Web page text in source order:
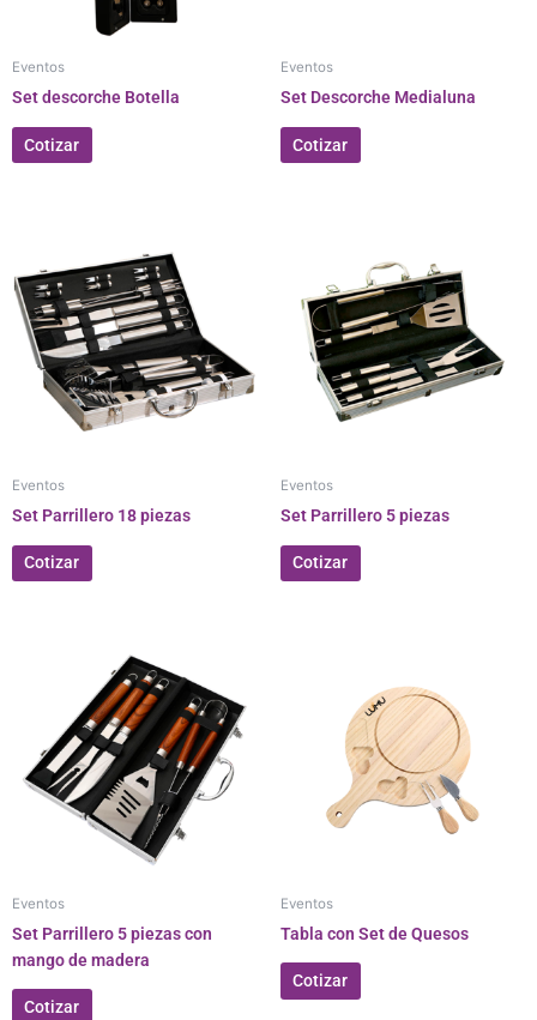
Eventos
Set descorche Botella
Cotizar
Eventos
Set Descorche Medialuna
Cotizar
Eventos
Set Parrillero 18 piezas
Cotizar
Eventos
Set Parrillero 5 piezas
Cotizar
Eventos
Set Parrillero 5 piezas con
mango de madera
Cotizar
Eventos
Tabla con Set de Quesos
Cotizar